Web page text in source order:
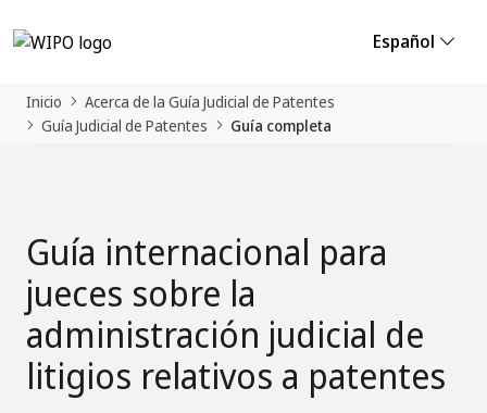
Español
Inicio
Acerca de la Guía Judicial de Patentes
Guía Judicial de Patentes
Guía completa
Guía internacional para
jueces sobre la
administración judicial de
litigios relativos a patentes